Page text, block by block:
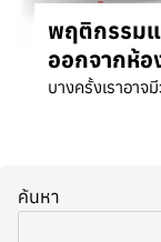
พฤติกรรม
ออกจากห้
ค้นหา